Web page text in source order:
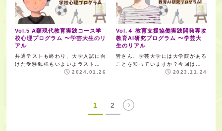
Vol.5 A類現代教育実践コース学
校心理プログラム 〜学芸大生のリ
アル
共通テストも終わり、大学入試に向
けた受験勉強もいよいよラスト…
2024.01.26
Vol.４ 教育支援協働実践開発専攻
教育AI研究プログラム 〜学芸大
生のリアル
皆さん、学芸大学には大学院がある
ことを知っていますか？今回は…
2023.11.24
1 2